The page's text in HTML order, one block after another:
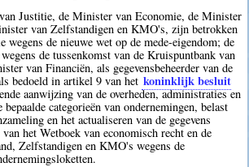
Justitie, de Minister van Economie, de Minister
van Zelfstandigen en KMO's, zijn betrokken
de nieuwe wet op de mede-eigendom; de
de tussenkomst van de Kruispuntbank van
van Financiën, als gegevensbeheerder van de
bedoeld in artikel 9 van het koninklijk besluit
aanwijzing van de overheden, administraties en
categorieën van ondernemingen, belast
en het actualiseren van de gegevens
het Wetboek van economisch recht en de
Zelfstandigen en KMO's wegens de